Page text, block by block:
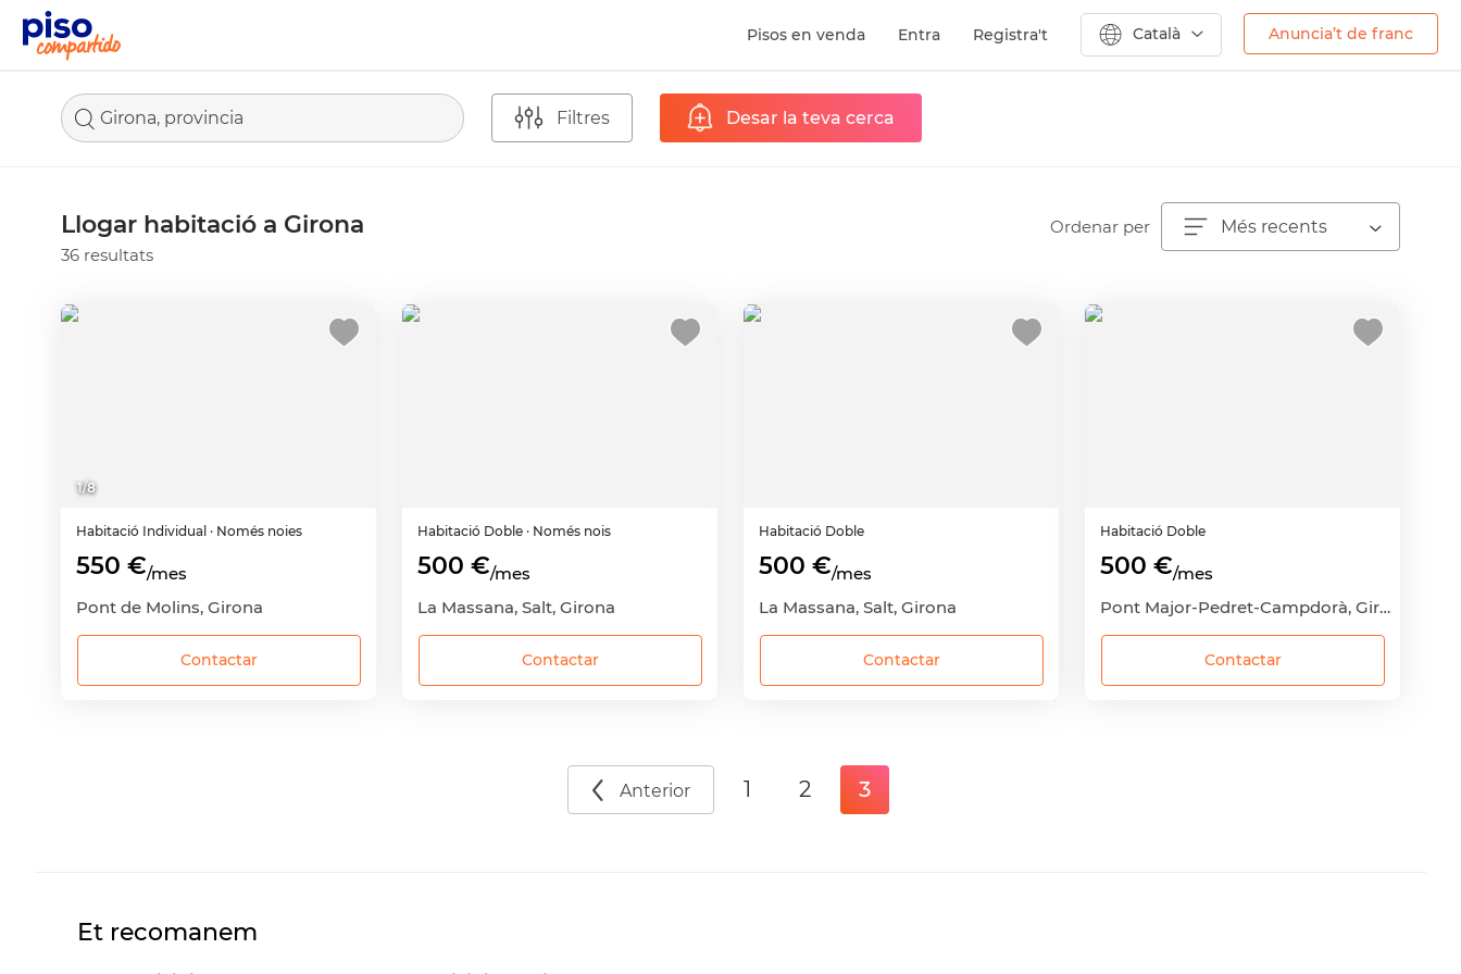
Pisos en venda Entra Registra't Català Anuncia’t de franc
Girona, provincia Filtres Desar la teva cerca
Llogar habitació a Girona
36 resultats
Ordenar per Més recents
1/8
Habitació Individual · Només noies
550 €/mes
Pont de Molins, Girona
Contactar
Habitació Doble · Només nois
500 €/mes
La Massana, Salt, Girona
Contactar
Habitació Doble
500 €/mes
La Massana, Salt, Girona
Contactar
Habitació Doble
500 €/mes
Pont Major-Pedret-Campdorà, Girona Capital, Girona
Contactar
Anterior 1 2 3
Et recomanem